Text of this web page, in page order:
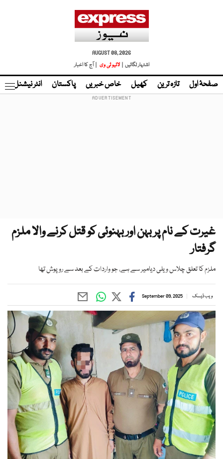
AUGUST 08, 2026
اشتہار لگائیں |
لائیو ٹی وی | آج کا اخبار
صفحۂ اول تازہ ترین کھیل خاص خبریں پاکستان انٹر نیشنل
غیرت کے نام پر بہن اور بہنوئی کو قتل کرنے والا ملزم
گرفتار
ملزم کا تعلق چلاس ویلی دیامیر سے ہے، جو واردات کے بعد سے روپوش تھا
ویب ڈیسک September 09, 2025